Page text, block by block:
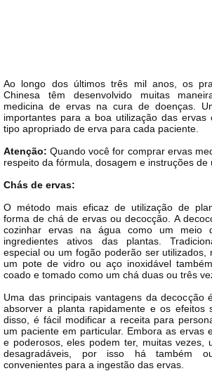
Ao longo dos últimos três mil anos, os
Chinesa têm desenvolvido muitas
medicina de ervas na cura de doenças.
importantes para a boa utilização das ervas
tipo apropriado de erva para cada paciente.
Atenção:Quando você for comprar ervas
respeito da fórmula, dosagem e instruções de
Chás de ervas:
O método mais eficaz de utilização de
forma de chá de ervas ou decocção. A
cozinhar ervas na água como um meio
ingredientes ativos das plantas.
especial ou um fogão poderão ser utilizados,
um pote de vidro ou aço inoxidável
coado e tomado como um chá duas ou três
Uma das principais vantagens da decocção
absorver a planta rapidamente e os efeitos
disso, é fácil modificar a receita para
um paciente em particular. Embora as ervas
e poderosos, eles podem ter, muitas vezes,
desagradáveis, por isso há também
convenientes para a ingestão das ervas.